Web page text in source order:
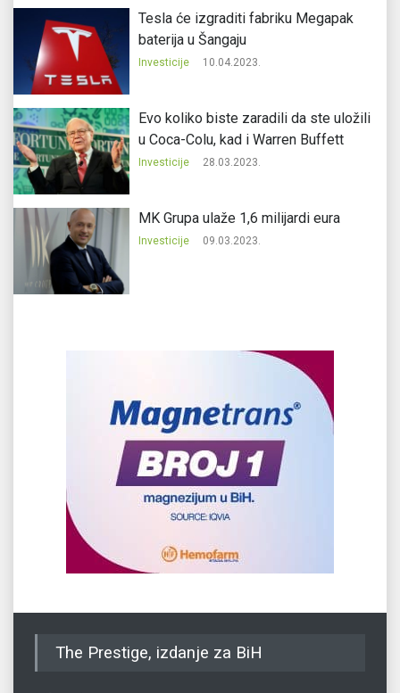
Tesla će izgraditi fabriku Megapak
baterija u Šangaju
Investicije 10.04.2023.
Evo koliko biste zaradili da ste uložili
u Coca-Colu, kad i Warren Buffett
Investicije 28.03.2023.
MK Grupa ulaže 1,6 milijardi eura
Investicije 09.03.2023.
The Prestige, izdanje za BiH